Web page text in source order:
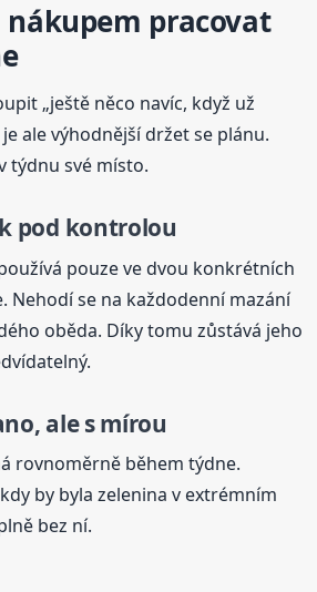
nákupem pracovat
„ještě něco navíc, když už
ale výhodnější držet se plánu.
týdnu své místo.
pod kontrolou
pouze ve dvou konkrétních
Nehodí se na každodenní mazání
oběda. Díky tomu zůstává jeho
ale s mírou
rovnoměrně během týdne.
by byla zelenina v extrémním
bez ní.